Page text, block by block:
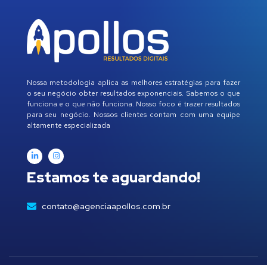
Nossa metodologia aplica as melhores estratégias para fazer
o seu negócio obter resultados exponenciais. Sabemos o que
funciona e o que não funciona. Nosso foco é trazer resultados
para seu negócio. Nossos clientes contam com uma equipe
altamente especializada
Estamos te aguardando!
contato@agenciaapollos.com.br